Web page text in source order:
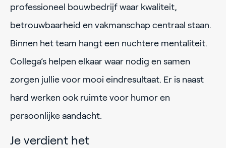
professioneel bouwbedrijf waar kwaliteit,
betrouwbaarheid en vakmanschap centraal staan.
Binnen het team hangt een nuchtere mentaliteit.
Collega’s helpen elkaar waar nodig en samen
zorgen jullie voor mooi eindresultaat. Er is naast
hard werken ook ruimte voor humor en
persoonlijke aandacht.
Je verdient het